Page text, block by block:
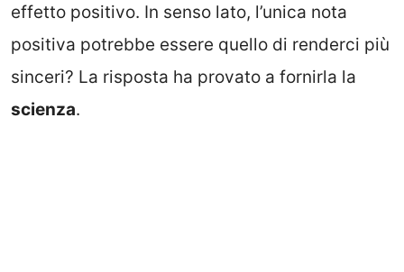
effetto positivo. In senso lato, l’unica nota
positiva potrebbe essere quello di renderci più
sinceri? La risposta ha provato a fornirla la
scienza.